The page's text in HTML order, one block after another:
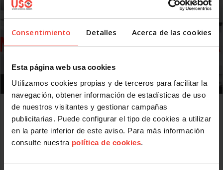
Consentimiento Detalles Acerca de las cookies
Esta página web usa cookies
Utilizamos cookies propias y de terceros para facilitar la
navegación, obtener información de estadísticas de uso
de nuestros visitantes y gestionar campañas
publicitarias. Puede configurar el tipo de cookies a utilizar
en la parte inferior de este aviso. Para más información
consulte nuestra política de cookies.
Mercado laboral 2026: más indefinidos sobre el
papel, más precariedad en la práctica
JULIO 31, 2026
USO analiza la situación del mercado laboral en el primer